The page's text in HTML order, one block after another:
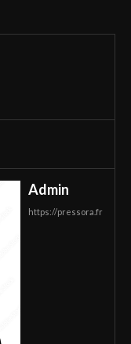
Admin
https://pressora.fr